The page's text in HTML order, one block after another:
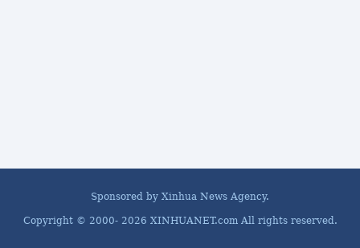
Sponsored by Xinhua News Agency.
Copyright © 2000- 2026 XINHUANET.com All rights reserved.